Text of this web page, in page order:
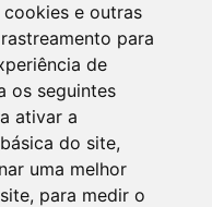
e outras
para
de
os seguintes
ativar a
do site,
uma melhor
, para medir o
352